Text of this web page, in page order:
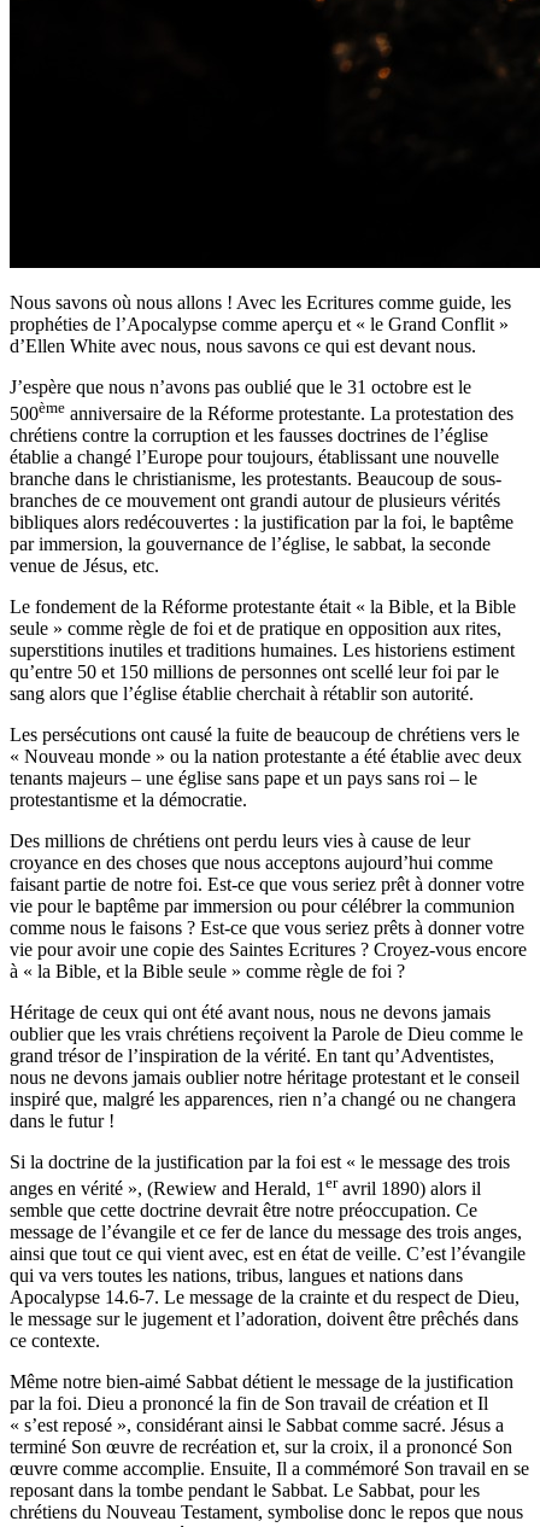
Nous savons où nous allons ! Avec les Ecritures comme guide, les
prophéties de l’Apocalypse comme aperçu et « le Grand Conflit »
d’Ellen White avec nous, nous savons ce qui est devant nous.
J’espère que nous n’avons pas oublié que le 31 octobre est le
500ème anniversaire de la Réforme protestante. La protestation des
chrétiens contre la corruption et les fausses doctrines de l’église
établie a changé l’Europe pour toujours, établissant une nouvelle
branche dans le christianisme, les protestants. Beaucoup de sous-
branches de ce mouvement ont grandi autour de plusieurs vérités
bibliques alors redécouvertes : la justification par la foi, le baptême
par immersion, la gouvernance de l’église, le sabbat, la seconde
venue de Jésus, etc.
Le fondement de la Réforme protestante était « la Bible, et la Bible
seule » comme règle de foi et de pratique en opposition aux rites,
superstitions inutiles et traditions humaines. Les historiens estiment
qu’entre 50 et 150 millions de personnes ont scellé leur foi par le
sang alors que l’église établie cherchait à rétablir son autorité.
Les persécutions ont causé la fuite de beaucoup de chrétiens vers le
« Nouveau monde » ou la nation protestante a été établie avec deux
tenants majeurs – une église sans pape et un pays sans roi – le
protestantisme et la démocratie.
Des millions de chrétiens ont perdu leurs vies à cause de leur
croyance en des choses que nous acceptons aujourd’hui comme
faisant partie de notre foi. Est-ce que vous seriez prêt à donner votre
vie pour le baptême par immersion ou pour célébrer la communion
comme nous le faisons ? Est-ce que vous seriez prêts à donner votre
vie pour avoir une copie des Saintes Ecritures ? Croyez-vous encore
à « la Bible, et la Bible seule » comme règle de foi ?
Héritage de ceux qui ont été avant nous, nous ne devons jamais
oublier que les vrais chrétiens reçoivent la Parole de Dieu comme le
grand trésor de l’inspiration de la vérité. En tant qu’Adventistes,
nous ne devons jamais oublier notre héritage protestant et le conseil
inspiré que, malgré les apparences, rien n’a changé ou ne changera
dans le futur !
Si la doctrine de la justification par la foi est « le message des trois
anges en vérité », (Rewiew and Herald, 1 eravril 1890) alors il
semble que cette doctrine devrait être notre préoccupation. Ce
message de l’évangile et ce fer de lance du message des trois anges,
ainsi que tout ce qui vient avec, est en état de veille. C’est l’évangile
qui va vers toutes les nations, tribus, langues et nations dans
Apocalypse 14.6-7. Le message de la crainte et du respect de Dieu,
le message sur le jugement et l’adoration, doivent être prêchés dans
ce contexte.
Même notre bien-aimé Sabbat détient le message de la justification
par la foi. Dieu a prononcé la fin de Son travail de création et Il
« s’est reposé », considérant ainsi le Sabbat comme sacré. Jésus a
terminé Son œuvre de recréation et, sur la croix, il a prononcé Son
œuvre comme accomplie. Ensuite, Il a commémoré Son travail en se
reposant dans la tombe pendant le Sabbat. Le Sabbat, pour les
chrétiens du Nouveau Testament, symbolise donc le repos que nous